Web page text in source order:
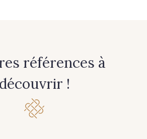
références à
découvrir !